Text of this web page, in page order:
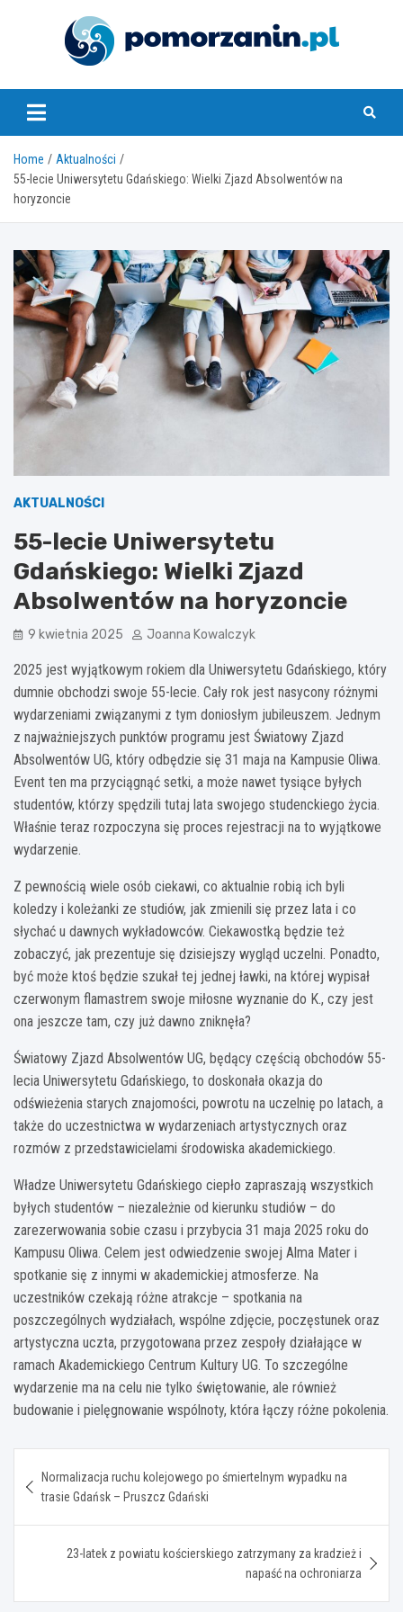
pomorzanin.pl
Home
Aktualności
55-lecie Uniwersytetu Gdańskiego: Wielki Zjazd Absolwentów na
horyzoncie
AKTUALNOŚCI
55-lecie Uniwersytetu
Gdańskiego: Wielki Zjazd
Absolwentów na horyzoncie
9 kwietnia 2025 Joanna Kowalczyk
2025 jest wyjątkowym rokiem dla Uniwersytetu Gdańskiego, który
dumnie obchodzi swoje 55-lecie. Cały rok jest nasycony różnymi
wydarzeniami związanymi z tym doniosłym jubileuszem. Jednym
z najważniejszych punktów programu jest Światowy Zjazd
Absolwentów UG, który odbędzie się 31 maja na Kampusie Oliwa.
Event ten ma przyciągnąć setki, a może nawet tysiące byłych
studentów, którzy spędzili tutaj lata swojego studenckiego życia.
Właśnie teraz rozpoczyna się proces rejestracji na to wyjątkowe
wydarzenie.
Z pewnością wiele osób ciekawi, co aktualnie robią ich byli
koledzy i koleżanki ze studiów, jak zmienili się przez lata i co
słychać u dawnych wykładowców. Ciekawostką będzie też
zobaczyć, jak prezentuje się dzisiejszy wygląd uczelni. Ponadto,
być może ktoś będzie szukał tej jednej ławki, na której wypisał
czerwonym flamastrem swoje miłosne wyznanie do K., czy jest
ona jeszcze tam, czy już dawno zniknęła?
Światowy Zjazd Absolwentów UG, będący częścią obchodów 55-
lecia Uniwersytetu Gdańskiego, to doskonała okazja do
odświeżenia starych znajomości, powrotu na uczelnię po latach, a
także do uczestnictwa w wydarzeniach artystycznych oraz
rozmów z przedstawicielami środowiska akademickiego.
Władze Uniwersytetu Gdańskiego ciepło zapraszają wszystkich
byłych studentów – niezależnie od kierunku studiów – do
zarezerwowania sobie czasu i przybycia 31 maja 2025 roku do
Kampusu Oliwa. Celem jest odwiedzenie swojej Alma Mater i
spotkanie się z innymi w akademickiej atmosferze. Na
uczestników czekają różne atrakcje – spotkania na
poszczególnych wydziałach, wspólne zdjęcie, poczęstunek oraz
artystyczna uczta, przygotowana przez zespoły działające w
ramach Akademickiego Centrum Kultury UG. To szczególne
wydarzenie ma na celu nie tylko świętowanie, ale również
budowanie i pielęgnowanie wspólnoty, która łączy różne pokolenia.
wpisu
Normalizacja ruchu kolejowego po śmiertelnym wypadku na
trasie Gdańsk – Pruszcz Gdański
23-latek z powiatu kościerskiego zatrzymany za kradzież i
napaść na ochroniarza